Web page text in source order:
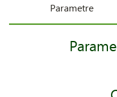
Parametre